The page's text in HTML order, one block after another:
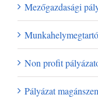
Mezőgazdasági
Non profit
Pályázat